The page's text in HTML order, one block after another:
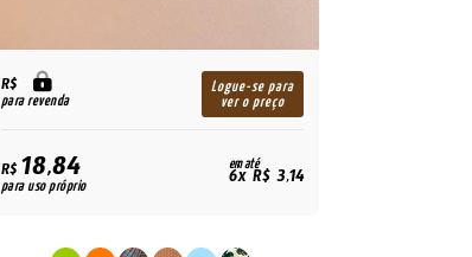
R$
para revenda
Logue-se para
ver o preço
R$18,84
para uso próprio
em até
6x R$ 3,14